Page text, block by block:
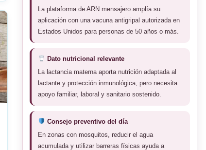
La plataforma de ARN mensajero amplía su
aplicación con una vacuna antigripal autorizada en
Estados Unidos para personas de 50 años o más.
Dato nutricional relevante
La lactancia materna aporta nutrición adaptada al
lactante y protección inmunológica, pero necesita
apoyo familiar, laboral y sanitario sostenido.
Consejo preventivo del día
En zonas con mosquitos, reducir el agua
acumulada y utilizar barreras físicas ayuda a